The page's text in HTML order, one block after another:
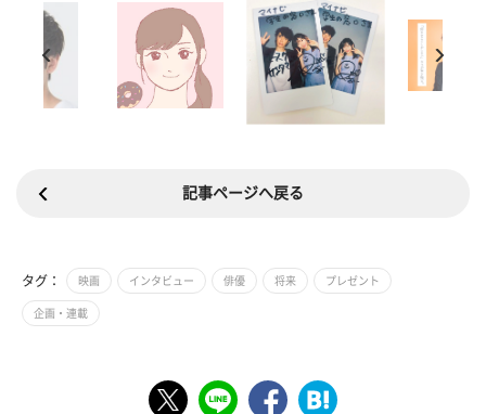
記事ページへ戻る
タグ： 映画 インタビュー 俳優 将来 プレゼント
企画・連載